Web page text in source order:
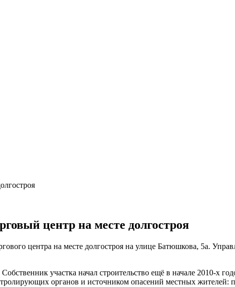
центр на месте долгостроя
центра на месте долгостроя на улице Батюшкова, 5а.
участка начал строительство ещё в начале 2010-х
органов и источником опасений местных жителей: